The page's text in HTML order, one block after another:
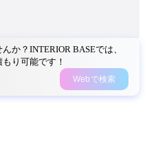
か？INTERIOR BASEでは、
り可能です！
Webで検索